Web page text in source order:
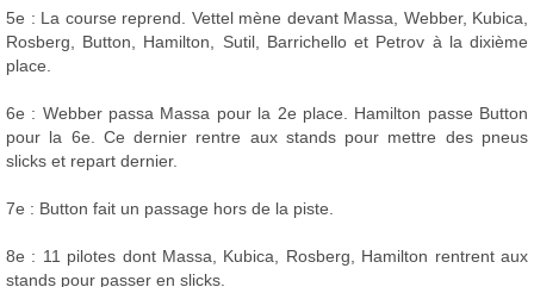
5e : La course reprend. Vettel mène devant Massa, Webber, Kubica,
Rosberg, Button, Hamilton, Sutil, Barrichello et Petrov à la dixième
place.
6e : Webber passa Massa pour la 2e place. Hamilton passe Button
pour la 6e. Ce dernier rentre aux stands pour mettre des pneus
slicks et repart dernier.
7e : Button fait un passage hors de la piste.
8e : 11 pilotes dont Massa, Kubica, Rosberg, Hamilton rentrent aux
stands pour passer en slicks.